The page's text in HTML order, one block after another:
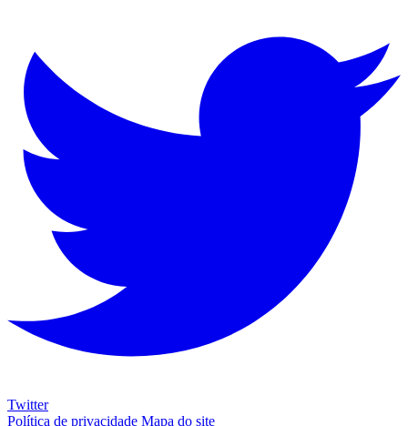
Twitter
Política de privacidade Mapa do site